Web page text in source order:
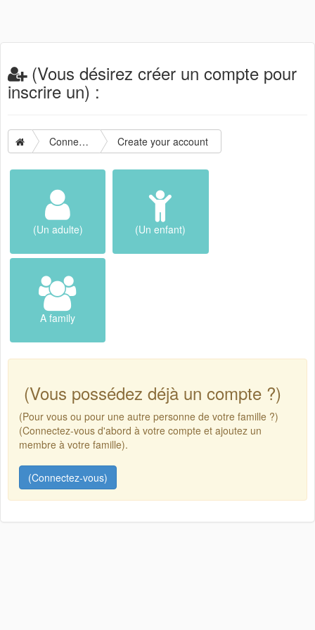
(Vous désirez créer un compte pour
inscrire un) :
Connection Create your account
(Un adulte) (Un enfant)
A family
(Vous possédez déjà un compte ?)
(Pour vous ou pour une autre personne de votre famille ?)
(Connectez-vous d'abord à votre compte et ajoutez un
membre à votre famille).
(Connectez-vous)